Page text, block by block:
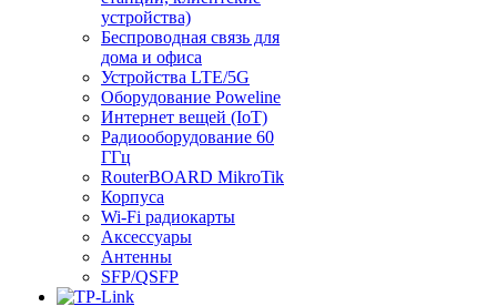
устройства)
Беспроводная связь для
дома и офиса
Устройства LTE/5G
Оборудование Poweline
Интернет вещей (IoT)
Радиооборудование 60
ГГц
RouterBOARD MikroTik
Корпуса
Wi-Fi радиокарты
Аксессуары
Антенны
SFP/QSFP